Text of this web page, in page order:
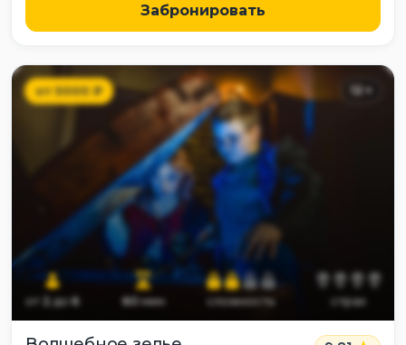
Забронировать
от5000₽ 12+
от 2до6 60мин сложность страх